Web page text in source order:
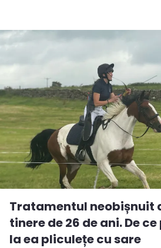
Tratamentul neobișnuit
tinere de 26 de ani. De
la ea pliculețe cu sare